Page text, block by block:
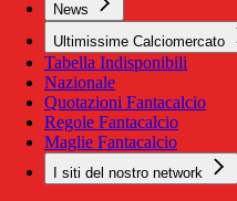
News
Ultimissime Calciomercato
Tabella Indisponibili
Nazionale
Quotazioni Fantacalcio
Regole Fantacalcio
Maglie Fantacalcio
I siti del nostro network